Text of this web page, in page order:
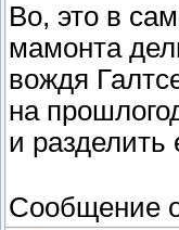
Во, это в
мамонта
вождя
на
и разделить
Сообщение